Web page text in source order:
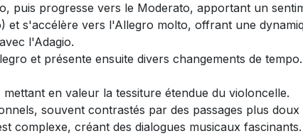
puis progresse vers le Moderato, apportant un
et s'accélère vers l'Allegro molto, offrant une
l'Adagio.
et présente ensuite divers changements de tempo.
en valeur la tessiture étendue du violoncelle.
souvent contrastés par des passages plus
complexe, créant des dialogues musicaux fascinants.